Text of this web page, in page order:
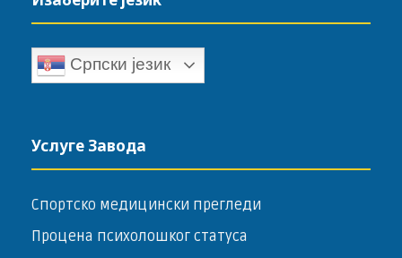
Српски језик
Услуге Завода
Спортско медицински прегледи
Процена психолошког статуса